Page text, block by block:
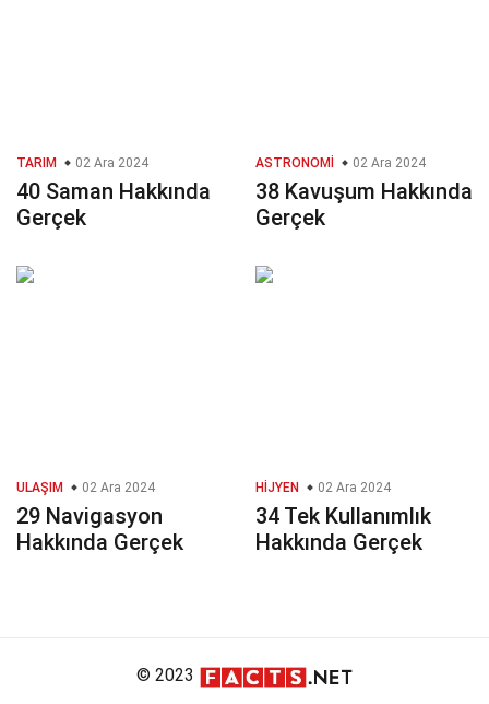
TARIM 02 Ara 2024
40 Saman Hakkında
Gerçek
ASTRONOMI 02 Ara 2024
38 Kavuşum Hakkında
Gerçek
ULAŞIM 02 Ara 2024
29 Navigasyon
Hakkında Gerçek
HIJYEN 02 Ara 2024
34 Tek Kullanımlık
Hakkında Gerçek
© 2023